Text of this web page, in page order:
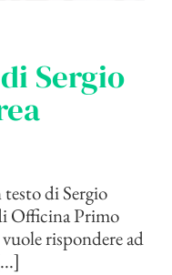
Sergio
di Sergio
Officina Primo
rispondere ad